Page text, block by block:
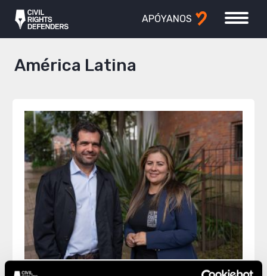
APÓYANOS
América Latina